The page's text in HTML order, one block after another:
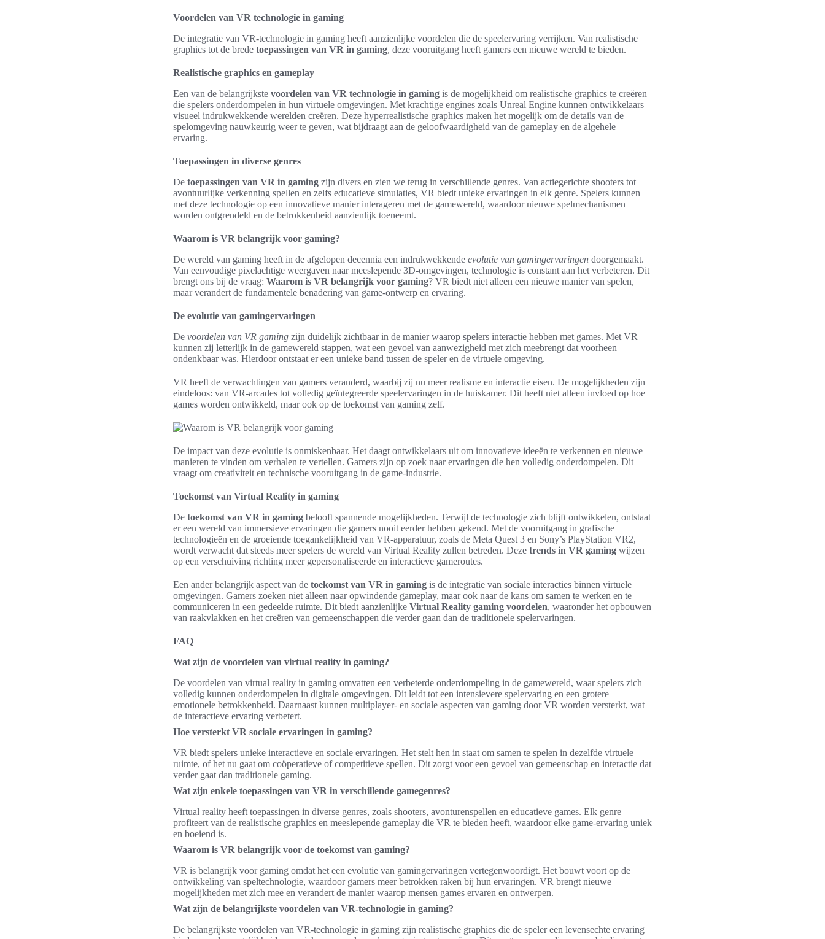
Voordelen van VR technologie in gaming
De integratie van VR-technologie in gaming heeft aanzienlijke voordelen die de speelervaring verrijken. Van realistische
graphics tot de brede toepassingen van VR in gaming, deze vooruitgang heeft gamers een nieuwe wereld te bieden.
Realistische graphics en gameplay
Een van de belangrijkste voordelen van VR technologie in gaming is de mogelijkheid om realistische graphics te creëren
die spelers onderdompelen in hun virtuele omgevingen. Met krachtige engines zoals Unreal Engine kunnen ontwikkelaars
visueel indrukwekkende werelden creëren. Deze hyperrealistische graphics maken het mogelijk om de details van de
spelomgeving nauwkeurig weer te geven, wat bijdraagt aan de geloofwaardigheid van de gameplay en de algehele
ervaring.
Toepassingen in diverse genres
De toepassingen van VR in gaming zijn divers en zien we terug in verschillende genres. Van actiegerichte shooters tot
avontuurlijke verkenning spellen en zelfs educatieve simulaties, VR biedt unieke ervaringen in elk genre. Spelers kunnen
met deze technologie op een innovatieve manier interageren met de gamewereld, waardoor nieuwe spelmechanismen
worden ontgrendeld en de betrokkenheid aanzienlijk toeneemt.
Waarom is VR belangrijk voor gaming?
De wereld van gaming heeft in de afgelopen decennia een indrukwekkende evolutie van gamingervaringen doorgemaakt.
Van eenvoudige pixelachtige weergaven naar meeslepende 3D-omgevingen, technologie is constant aan het verbeteren. Dit
brengt ons bij de vraag: Waarom is VR belangrijk voor gaming? VR biedt niet alleen een nieuwe manier van spelen,
maar verandert de fundamentele benadering van game-ontwerp en ervaring.
De evolutie van gamingervaringen
De voordelen van VR gaming zijn duidelijk zichtbaar in de manier waarop spelers interactie hebben met games. Met VR
kunnen zij letterlijk in de gamewereld stappen, wat een gevoel van aanwezigheid met zich meebrengt dat voorheen
ondenkbaar was. Hierdoor ontstaat er een unieke band tussen de speler en de virtuele omgeving.
VR heeft de verwachtingen van gamers veranderd, waarbij zij nu meer realisme en interactie eisen. De mogelijkheden zijn
eindeloos: van VR-arcades tot volledig geïntegreerde speelervaringen in de huiskamer. Dit heeft niet alleen invloed op hoe
games worden ontwikkeld, maar ook op de toekomst van gaming zelf.
De impact van deze evolutie is onmiskenbaar. Het daagt ontwikkelaars uit om innovatieve ideeën te verkennen en nieuwe
manieren te vinden om verhalen te vertellen. Gamers zijn op zoek naar ervaringen die hen volledig onderdompelen. Dit
vraagt om creativiteit en technische vooruitgang in de game-industrie.
Toekomst van Virtual Reality in gaming
De toekomst van VR in gaming belooft spannende mogelijkheden. Terwijl de technologie zich blijft ontwikkelen, ontstaat
er een wereld van immersieve ervaringen die gamers nooit eerder hebben gekend. Met de vooruitgang in grafische
technologieën en de groeiende toegankelijkheid van VR-apparatuur, zoals de Meta Quest 3 en Sony’s PlayStation VR2,
wordt verwacht dat steeds meer spelers de wereld van Virtual Reality zullen betreden. Deze trends in VR gaming wijzen
op een verschuiving richting meer gepersonaliseerde en interactieve gameroutes.
Een ander belangrijk aspect van de toekomst van VR in gaming is de integratie van sociale interacties binnen virtuele
omgevingen. Gamers zoeken niet alleen naar opwindende gameplay, maar ook naar de kans om samen te werken en te
communiceren in een gedeelde ruimte. Dit biedt aanzienlijke Virtual Reality gaming voordelen, waaronder het opbouwen
van raakvlakken en het creëren van gemeenschappen die verder gaan dan de traditionele spelervaringen.
FAQ
Wat zijn de voordelen van virtual reality in gaming?
De voordelen van virtual reality in gaming omvatten een verbeterde onderdompeling in de gamewereld, waar spelers zich
volledig kunnen onderdompelen in digitale omgevingen. Dit leidt tot een intensievere spelervaring en een grotere
emotionele betrokkenheid. Daarnaast kunnen multiplayer- en sociale aspecten van gaming door VR worden versterkt, wat
de interactieve ervaring verbetert.
Hoe versterkt VR sociale ervaringen in gaming?
VR biedt spelers unieke interactieve en sociale ervaringen. Het stelt hen in staat om samen te spelen in dezelfde virtuele
ruimte, of het nu gaat om coöperatieve of competitieve spellen. Dit zorgt voor een gevoel van gemeenschap en interactie dat
verder gaat dan traditionele gaming.
Wat zijn enkele toepassingen van VR in verschillende gamegenres?
Virtual reality heeft toepassingen in diverse genres, zoals shooters, avonturenspellen en educatieve games. Elk genre
profiteert van de realistische graphics en meeslepende gameplay die VR te bieden heeft, waardoor elke game-ervaring uniek
en boeiend is.
Waarom is VR belangrijk voor de toekomst van gaming?
VR is belangrijk voor gaming omdat het een evolutie van gamingervaringen vertegenwoordigt. Het bouwt voort op de
ontwikkeling van speltechnologie, waardoor gamers meer betrokken raken bij hun ervaringen. VR brengt nieuwe
mogelijkheden met zich mee en verandert de manier waarop mensen games ervaren en ontwerpen.
Wat zijn de belangrijkste voordelen van VR-technologie in gaming?
De belangrijkste voordelen van VR-technologie in gaming zijn realistische graphics die de speler een levensechte ervaring